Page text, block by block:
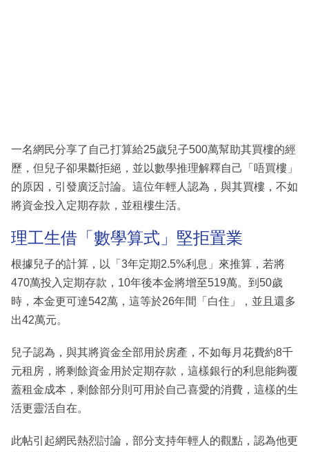
一名網民分享了自己打算給25歲兒子500萬幫助其買樓的經
歷，但兒子卻果斷拒絕，並以數學推理解釋自己「唔買樓」
的原因，引發廣泛討論。這位年輕人認為，與其買樓，不如
將資金投入定期存款，並租樓生活。
理工生借「數學算式」堅拒置業
根據兒子的計算，以「3年定期2.5%利息」來推算，若將
470萬投入定期存款，10年後本金將增至519萬。到50歲
時，本金更可達542萬，這等於26年間「白住」，並且還多
出42萬元。
兒子認為，與其將資金全部用於房產，不如每月花費約8千
元租房，將剩餘資金用於定期存款，這樣銀行的利息能夠覆
蓋租金成本，剩餘部分則可用於自己喜愛的消費，這樣的生
活更靈活自在。
此帖引起網民熱烈討論，部分支持年輕人的觀點，認為他更